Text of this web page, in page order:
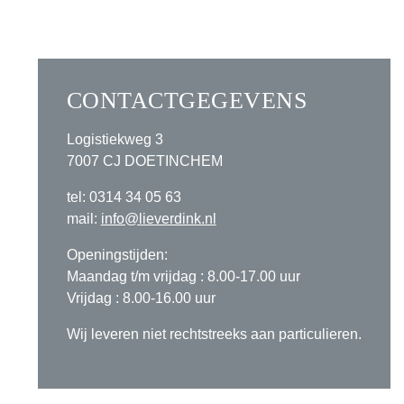
CONTACTGEGEVENS
Logistiekweg 3
7007 CJ DOETINCHEM
tel: 0314 34 05 63
mail: info@lieverdink.nl
Openingstijden:
Maandag t/m vrijdag : 8.00-17.00 uur
Vrijdag : 8.00-16.00 uur
Wij leveren niet rechtstreeks aan particulieren.